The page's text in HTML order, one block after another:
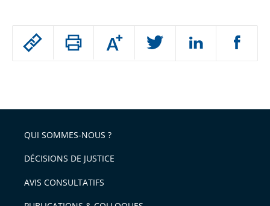
Passer
arriver
après
Augmenter
ou
l'article
pour
avant
QUI SOMMES-NOUS ?
DÉCISIONS DE JUSTICE
AVIS CONSULTATIFS